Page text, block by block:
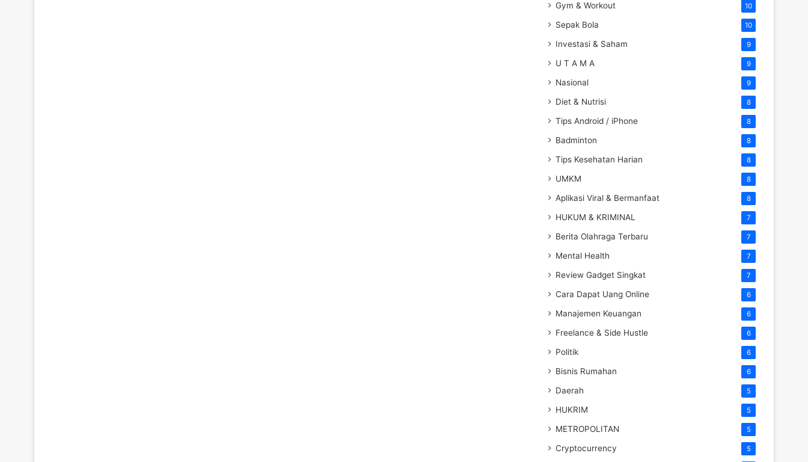
Gym & Workout 10
Sepak Bola 10
Investasi & Saham 9
U T A M A 9
Nasional 9
Diet & Nutrisi 8
Tips Android / iPhone 8
Badminton 8
Tips Kesehatan Harian 8
UMKM 8
Aplikasi Viral & Bermanfaat 8
HUKUM & KRIMINAL 7
Berita Olahraga Terbaru 7
Mental Health 7
Review Gadget Singkat 7
Cara Dapat Uang Online 6
Manajemen Keuangan 6
Freelance & Side Hustle 6
Politik 6
Bisnis Rumahan 6
Daerah 5
HUKRIM 5
METROPOLITAN 5
Cryptocurrency 5